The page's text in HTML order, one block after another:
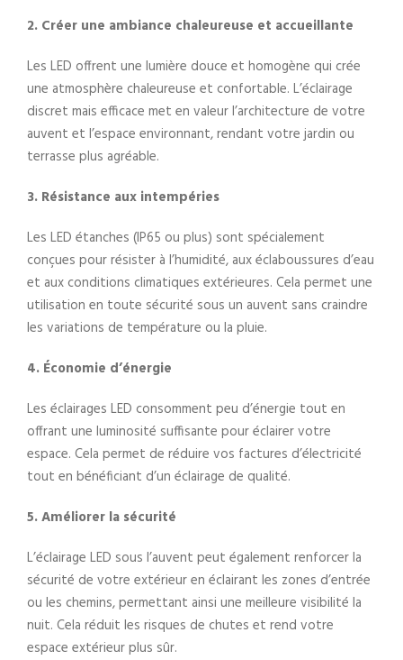
2. Créer une ambiance chaleureuse et accueillante
Les LED offrent une lumière douce et homogène qui crée
une atmosphère chaleureuse et confortable. L’éclairage
discret mais efficace met en valeur l’architecture de votre
auvent et l’espace environnant, rendant votre jardin ou
terrasse plus agréable.
3. Résistance aux intempéries
Les LED étanches (IP65 ou plus) sont spécialement
conçues pour résister à l’humidité, aux éclaboussures d’eau
et aux conditions climatiques extérieures. Cela permet une
utilisation en toute sécurité sous un auvent sans craindre
les variations de température ou la pluie.
4. Économie d’énergie
Les éclairages LED consomment peu d’énergie tout en
offrant une luminosité suffisante pour éclairer votre
espace. Cela permet de réduire vos factures d’électricité
tout en bénéficiant d’un éclairage de qualité.
5. Améliorer la sécurité
L’éclairage LED sous l’auvent peut également renforcer la
sécurité de votre extérieur en éclairant les zones d’entrée
ou les chemins, permettant ainsi une meilleure visibilité la
nuit. Cela réduit les risques de chutes et rend votre
espace extérieur plus sûr.